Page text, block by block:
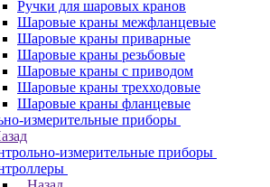
Ручки для шаровых кранов
Шаровые краны межфланцевые
Шаровые краны приварные
Шаровые краны резьбовые
Шаровые краны с приводом
Шаровые краны трехходовые
Шаровые краны фланцевые
измерительные приборы
измерительные приборы